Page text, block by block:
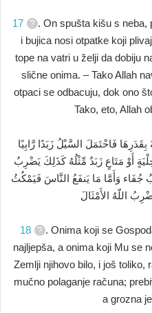
17
. On spušta kišu s neba,
i bujica nosi otpatke koji
tope na vatri u želji da dobiju
slične onima. – Tako Allah
otpaci se odbacuju, dok ono
Tako, eto, Allah
فَاحْتَمَلَ السَّيْلُ زَبَدًا رَّابِيًا
أَوْ مَتَاعٍ زَبَدٌ مِّثْلُهُ كَذَلِكَ يَضْرِبُ
جُفَاء وَأَمَّا مَا يَنفَعُ النَّاسَ فَيَمْكُثُ
اللّهُ الأَمْثَالَ
18
. Onima koji se
najljepša, a onima koji Mu se
Zemlji njihovo bilo, i još toliko,
mučno polaganje računa;
a grozna